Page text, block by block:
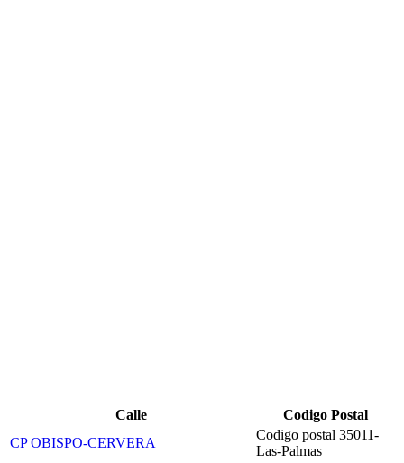
Calle
Codigo Postal
CP OBISPO-CERVERA
Codigo postal 35011-
Las-Palmas